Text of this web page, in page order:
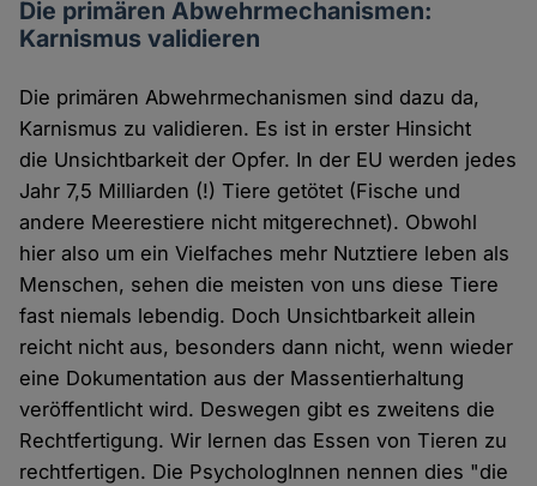
Die primären Abwehrmechanismen:
Karnismus validieren
Die primären Abwehrmechanismen sind dazu da,
Karnismus zu validieren. Es ist in erster Hinsicht
die Unsichtbarkeit der Opfer. In der EU werden jedes
Jahr 7,5 Milliarden (!) Tiere getötet (Fische und
andere Meerestiere nicht mitgerechnet). Obwohl
hier also um ein Vielfaches mehr Nutztiere leben als
Menschen, sehen die meisten von uns diese Tiere
fast niemals lebendig. Doch Unsichtbarkeit allein
reicht nicht aus, besonders dann nicht, wenn wieder
eine Dokumentation aus der Massentierhaltung
veröffentlicht wird. Deswegen gibt es zweitens die
Rechtfertigung. Wir lernen das Essen von Tieren zu
rechtfertigen. Die PsychologInnen nennen dies "die